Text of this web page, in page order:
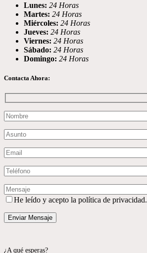
Lunes: 24 Horas
Martes: 24 Horas
Miércoles: 24 Horas
Jueves: 24 Horas
Viernes: 24 Horas
Sábado: 24 Horas
Domingo: 24 Horas
Contacta Ahora:
He leído y acepto la política de privacidad.
¿A qué esperas?